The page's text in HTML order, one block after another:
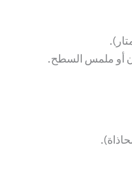
أو ملمس السطح.